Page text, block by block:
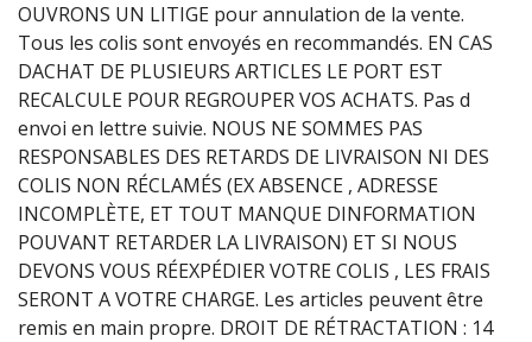
OUVRONS UN LITIGE pour annulation de la vente.
Tous les colis sont envoyés en recommandés. EN CAS
DACHAT DE PLUSIEURS ARTICLES LE PORT EST
RECALCULE POUR REGROUPER VOS ACHATS. Pas d
envoi en lettre suivie. NOUS NE SOMMES PAS
RESPONSABLES DES RETARDS DE LIVRAISON NI DES
COLIS NON RÉCLAMÉS (EX ABSENCE , ADRESSE
INCOMPLÈTE, ET TOUT MANQUE DINFORMATION
POUVANT RETARDER LA LIVRAISON) ET SI NOUS
DEVONS VOUS RÉEXPÉDIER VOTRE COLIS , LES FRAIS
SERONT A VOTRE CHARGE. Les articles peuvent être
remis en main propre. DROIT DE RÉTRACTATION : 14